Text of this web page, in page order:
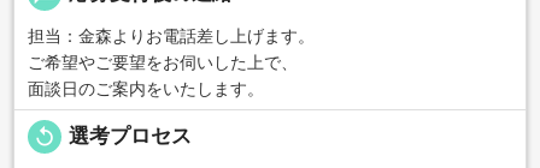
担当：金森よりお電話差し上げます。
ご希望やご要望をお伺いした上で、
面談日のご案内をいたします。
replay 選考プロセス